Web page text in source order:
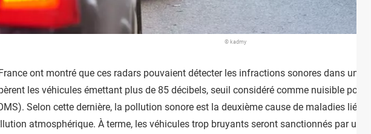
© kadmy
ont montré que ces radars pouvaient détecter les infractions sonores dans un
les véhicules émettant plus de 85 décibels, seuil considéré comme nuisible pour
Selon cette dernière, la pollution sonore est la deuxième cause de maladies liées
atmosphérique. À terme, les véhicules trop bruyants seront sanctionnés par une